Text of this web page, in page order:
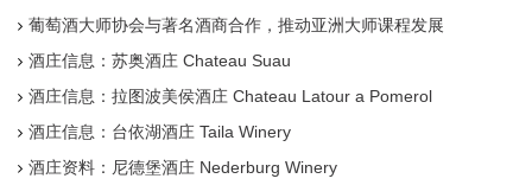
葡萄酒大师协会与著名酒商合作，推动亚洲大师课程发展
酒庄信息：苏奥酒庄 Chateau Suau
酒庄信息：拉图波美侯酒庄 Chateau Latour a Pomerol
酒庄信息：台依湖酒庄 Taila Winery
酒庄资料：尼德堡酒庄 Nederburg Winery